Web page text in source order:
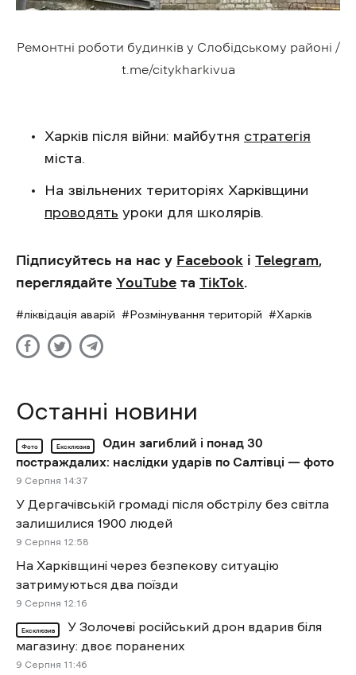
Ремонтні роботи будинків у Слобідському районі /
t.me/citykharkivua
Харків після війни: майбутня стратегія
міста.
На звільнених територіях Харківщини
проводять уроки для школярів.
Підписуйтесь на нас у Facebook і Telegram,
переглядайте YouTube та TikTok.
ліквідація аварій Розмінування територій Харків
Останні новини
Фото Ексклюзив
Один загиблий і понад 30
постраждалих: наслідки ударів по Салтівці — фото
9 Cерпня 14:37
У Дергачівській громаді після обстрілу без світла
залишилися 1900 людей
9 Cерпня 12:58
На Харківщині через безпекову ситуацію
затримуються два поїзди
9 Cерпня 12:16
Ексклюзив
У Золочеві російський дрон вдарив біля
магазину: двоє поранених
9 Cерпня 11:46